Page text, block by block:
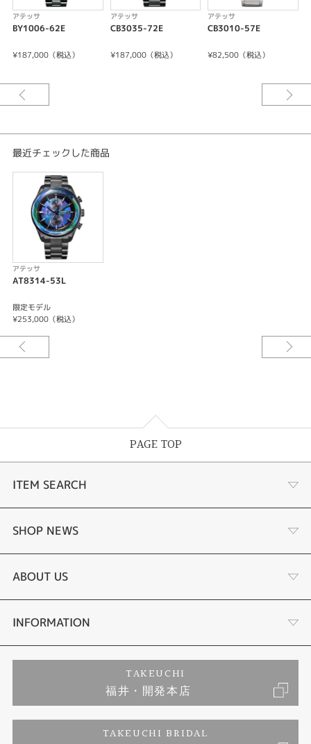
腕時計
世界限定1,800本
精度:±15秒／月(非受信時)
重量:101g
厚み:13.0mm
ケースサイズ(横幅):43.5mm
ケース:スーパーチタニウム
表面処理:デュラテクトDLC(ブラック色)
ガラス:カットサファイアガラス（無反射コーティング）
バンド:三ツ折れプッシュタイプ
＜機能特長＞
-充電量表示機能
-過充電防止機能
-パワーセーブ機能
-日中米欧電波受信
-受信局自動選択機能
-ワールドタイム機能(26時差)
-パーフェックスマルチ3000(JIS1種耐磁、衝撃検知機能、針自動補正機能、
アテッサ
BY1006-62E
¥187,000（税込）
アテッサ
CB3035-72E
¥187,000（税込）
アテッサ
CB3010-57E
¥82,500（税込）
最近チェックした商品
アテッサ
AT8314-53L
限定モデル
¥253,000（税込）
PAGE TOP
ITEM SEARCH
婚約指輪
結婚指輪
セットリング
婚約ネックレス
エタニティリング
SHOP NEWS
タケウチのこだわり
プロポーズサポート
ブランドリスト
ジュエリーリフォーム
ABOUT US
会社概要
お客様の声
INFORMATION
TAKEUCHI
福井・開発本店
TAKEUCHI BRIDAL